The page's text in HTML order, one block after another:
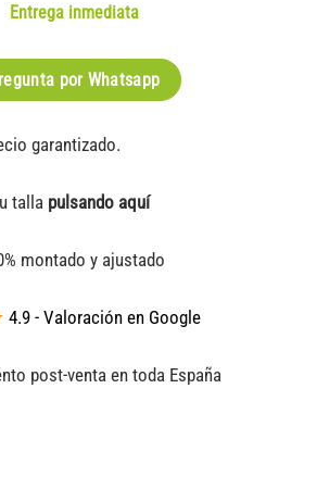
Entrega inmediata
por Whatsapp
garantizado.
talla pulsando aquí
montado y ajustado
4.9 - Valoración en Google
post-venta en toda España